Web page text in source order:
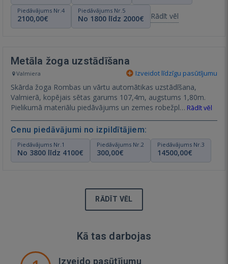
Piedāvājums Nr.4
2100,00€
Piedāvājums Nr.5
No 1800 līdz 2000€ Rādīt vēl
Metāla žoga uzstādīšana
Valmiera Izveidot līdzīgu pasūtījumu
Skārda žoga Rombas un vārtu automātikas uzstādīšana,
Valmierā, kopējais sētas garums 107,4m, augstums 1,80m.
Pielikumā materiālu piedāvājums un zemes robežpl… Rādīt vēl
Cenu piedāvājumi no izpildītājiem:
Piedāvājums Nr.1
No 3800 līdz 4100€
Piedāvājums Nr.2
300,00€
Piedāvājums Nr.3
14500,00€
RĀDĪT VĒL
Kā tas darbojas
Izveido pasūtījumu